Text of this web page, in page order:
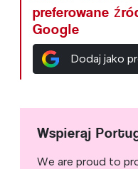
preferowane
Google
Dodaj jako
Wspieraj
We are proud to